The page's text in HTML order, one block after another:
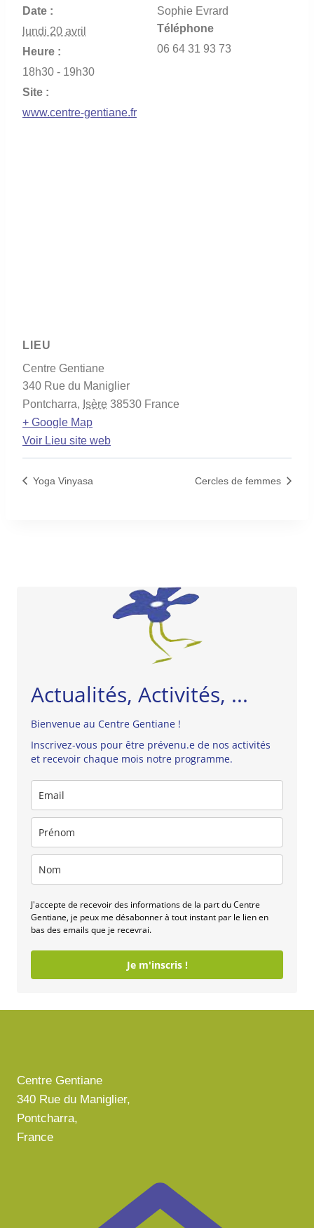
Date :
lundi 20 avril
Heure :
18h30 - 19h30
Site :
www.centre-gentiane.fr
Sophie Evrard
Téléphone
06 64 31 93 73
LIEU
Centre Gentiane
340 Rue du Maniglier
Pontcharra, Isère 38530 France
+ Google Map
Voir Lieu site web
Yoga Vinyasa Cercles de femmes
Actualités, Activités, ...
Bienvenue au Centre Gentiane !
Inscrivez-vous pour être prévenu.e de nos activités
et recevoir chaque mois notre programme.
J'accepte de recevoir des informations de la part du Centre
Gentiane, je peux me désabonner à tout instant par le lien en
bas des emails que je recevrai.
Je m'inscris !
Centre Gentiane
340 Rue du Maniglier,
Pontcharra,
France